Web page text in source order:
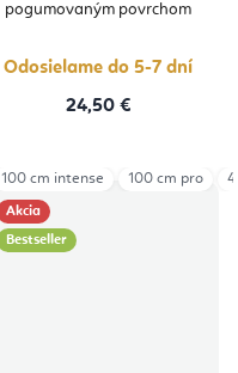
pogumovaným povrchom
Odosielame do 5-7 dní
24,50 €
Akcia
Bestseller
100 cm intense 100 cm pro